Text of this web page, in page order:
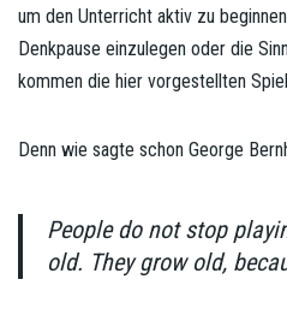
um den Unterricht aktiv zu
Denkpause einzulegen oder die
kommen die hier vorgestellten
Denn wie sagte schon George
People do not stop
old. They grow old,